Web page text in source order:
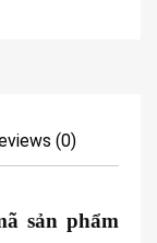
(0)
sản phẩm